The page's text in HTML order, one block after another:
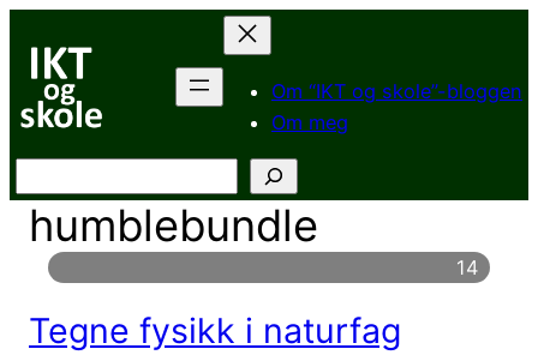
innhold
Om “IKT og skole”-bloggen
Om meg
humblebundle
14
Tegne fysikk i naturfag